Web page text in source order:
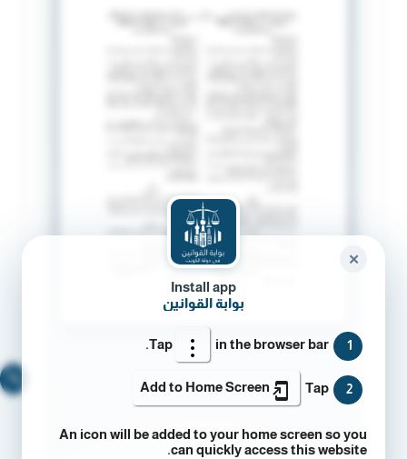
Install app
بوابة القوانين
1
Tap in the browser bar.
2
Tap
Add to Home Screen
An icon will be added to your home screen so you
can quickly access this website.
✕